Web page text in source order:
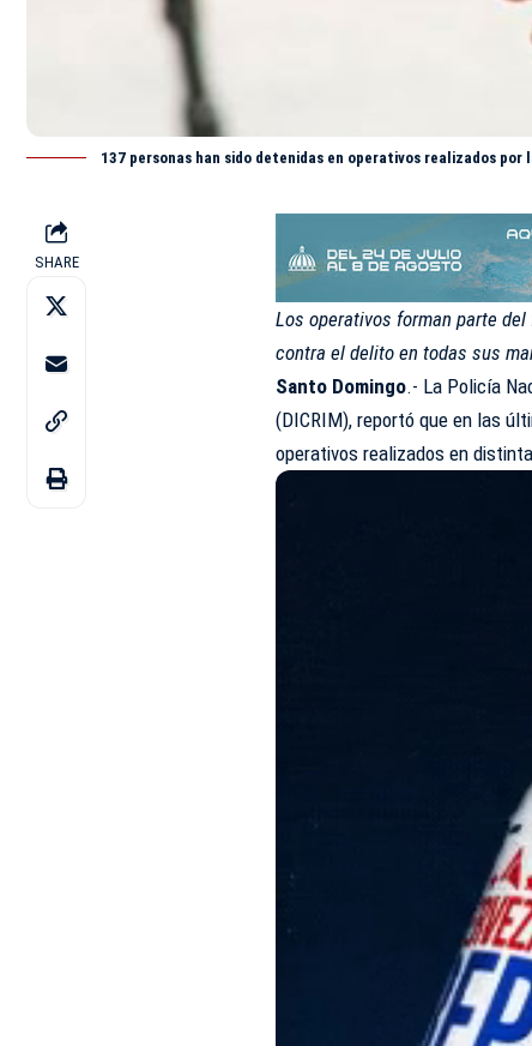
137 personas han sido detenidas en operativos realizados por
SHARE
Los operativos forman parte
contra el delito en todas sus
Santo Domingo.- La Policía
(DICRIM), reportó que en las
operativos realizados en